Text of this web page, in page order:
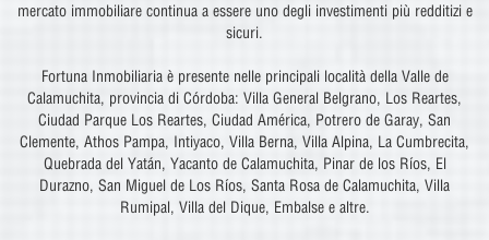
mercato immobiliare continua a essere uno degli investimenti più redditizi e
sicuri.
Fortuna Inmobiliaria è presente nelle principali località della Valle de
Calamuchita, provincia di Córdoba: Villa General Belgrano, Los Reartes,
Ciudad Parque Los Reartes, Ciudad América, Potrero de Garay, San
Clemente, Athos Pampa, Intiyaco, Villa Berna, Villa Alpina, La Cumbrecita,
Quebrada del Yatán, Yacanto de Calamuchita, Pinar de los Ríos, El
Durazno, San Miguel de Los Ríos, Santa Rosa de Calamuchita, Villa
Rumipal, Villa del Dique, Embalse e altre.